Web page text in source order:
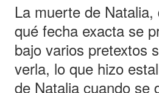
La muerte de
qué fecha exacta se
bajo varios pretextos
verla, lo que hizo
de Natalia cuando se